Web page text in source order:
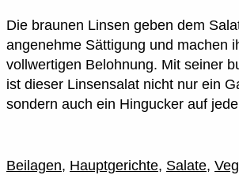
Die braunen Linsen geben dem
angenehme Sättigung und machen
vollwertigen Belohnung. Mit seiner
ist dieser Linsensalat nicht nur ein
sondern auch ein Hingucker auf
Beilagen, Hauptgerichte, Salate,